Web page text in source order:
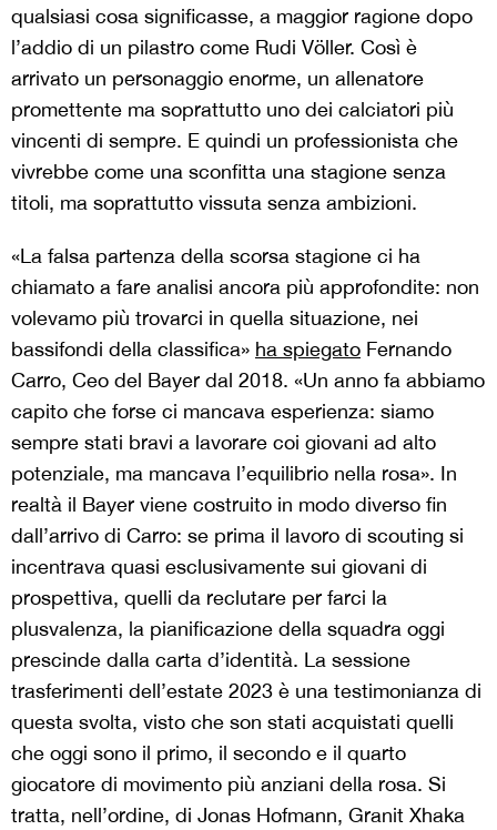
qualsiasi cosa significasse, a maggior ragione dopo
l’addio di un pilastro come Rudi Völler. Così è
arrivato un personaggio enorme, un allenatore
promettente ma soprattutto uno dei calciatori più
vincenti di sempre. E quindi un professionista che
vivrebbe come una sconfitta una stagione senza
titoli, ma soprattutto vissuta senza ambizioni.
«La falsa partenza della scorsa stagione ci ha
chiamato a fare analisi ancora più approfondite: non
volevamo più trovarci in quella situazione, nei
bassifondi della classifica» ha spiegato Fernando
Carro, Ceo del Bayer dal 2018. «Un anno fa abbiamo
capito che forse ci mancava esperienza: siamo
sempre stati bravi a lavorare coi giovani ad alto
potenziale, ma mancava l’equilibrio nella rosa». In
realtà il Bayer viene costruito in modo diverso fin
dall’arrivo di Carro: se prima il lavoro di scouting si
incentrava quasi esclusivamente sui giovani di
prospettiva, quelli da reclutare per farci la
plusvalenza, la pianificazione della squadra oggi
prescinde dalla carta d’identità. La sessione
trasferimenti dell’estate 2023 è una testimonianza di
questa svolta, visto che son stati acquistati quelli
che oggi sono il primo, il secondo e il quarto
giocatore di movimento più anziani della rosa. Si
tratta, nell’ordine, di Jonas Hofmann, Granit Xhaka